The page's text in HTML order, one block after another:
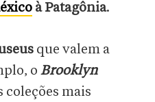
à Patagônia.
que valem a
o Brooklyn
coleções mais